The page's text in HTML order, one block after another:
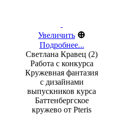
Увеличить ⊕
Подробнее...
Светлана Кравец (2)
Работа с конкурса
Кружевная фантазия
с дизайнами
выпускников курса
Баттенбергское
кружево от Pteris